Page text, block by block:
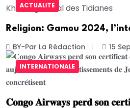
ACTUALITE
Religion: Gamou 2024,
BY-Par La Rédaction 15
INTERNATIONALE
𝐂𝐨𝐧𝐠𝐨 𝐀𝐢𝐫𝐰𝐚𝐲𝐬 𝐩𝐞𝐫𝐝 𝐬𝐨𝐧